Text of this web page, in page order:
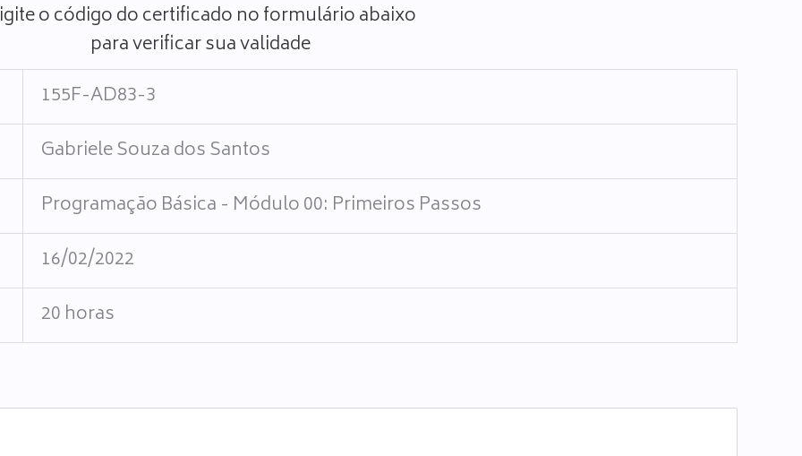
o código do certificado no formulário abaixo
para verificar sua validade
155F-AD83-3
Gabriele Souza dos Santos
Programação Básica - Módulo 00: Primeiros Passos
16/02/2022
20 horas